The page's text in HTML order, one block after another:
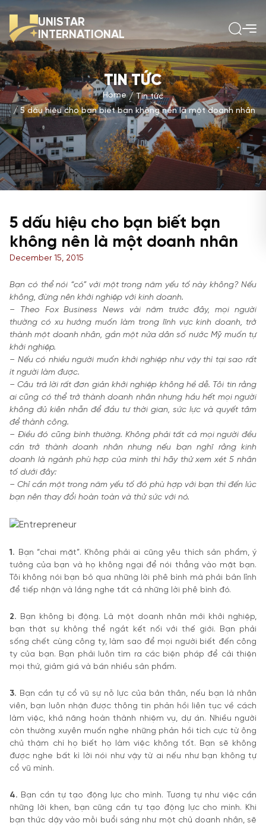
UNISTAR
INTERNATIONAL
TIN TỨC
Home
Tin tức
5 dấu hiệu cho bạn biết bạn không nên là một doanh nhân
5 dấu hiệu cho bạn biết bạn
không nên là một doanh nhân
December 15, 2015
Bạn có thể nói “có” với một trong năm yếu tố này không? Nếu
không, đừng nên khởi nghiệp với kinh doanh.
– Theo Fox Business News vài năm trước đây, mọi người
thường có xu hướng muốn làm trong lĩnh vực kinh doanh, trở
thành một doanh nhân, gần một nửa dân số nước Mỹ muốn tự
khởi nghiệp.
– Nếu có nhiều người muốn khởi nghiệp như vậy thì tại sao rất
ít người làm được.
– Câu trả lời rất đơn giản khởi nghiệp không hề dễ. Tôi tin rằng
ai cũng có thể trở thành doanh nhân nhưng hầu hết mọi người
không đủ kiên nhẫn để đầu tư thời gian, sức lực và quyết tâm
để thành công.
– Điều đó cũng bình thường. Không phải tất cả mọi người đều
cần trở thành doanh nhân nhưng nếu bạn nghĩ rằng kinh
doanh là ngành phù hợp của mình thì hãy thử xem xét 5 nhân
tố dưới đây:
– Chỉ cần một trong năm yếu tố đó phù hợp với bạn thì đến lúc
bạn nên thay đổi hoàn toàn và thử sức với nó.
1. Bạn “chai mặt”. Không phải ai cũng yêu thích sản phẩm, ý
tưởng của bạn và họ không ngại để nói thẳng vào mặt bạn.
Tôi không nói bạn bỏ qua những lời phê bình mà phải bản lĩnh
để tiếp nhận và lắng nghe tất cả những lời phê bình đó.
2. Bạn không bị động. Là một doanh nhân mới khởi nghiệp,
bạn thật sự không thể ngắt kết nối với thế giới. Bạn phải
sống chết cùng công ty, làm sao để mọi người biết đến công
ty của bạn. Bạn phải luôn tìm ra các biện pháp để cải thiện
mọi thứ, giảm giá và bán nhiều sản phẩm.
3. Bạn cần tự cổ vũ sự nỗ lực của bản thân, nếu bạn là nhân
viên, bạn luôn nhận được thông tin phản hồi liên tục về cách
làm việc, khả năng hoàn thành nhiệm vụ, dự án. Nhiều người
còn thường xuyên muốn nghe những phản hồi tích cực từ ông
chủ thậm chí họ biết họ làm việc không tốt. Bạn sẽ không
được nghe bất kì lời nói như vậy từ ai nếu như bạn không tự
cổ vũ mình.
4. Bạn cần tự tạo động lực cho mình. Tương tự như việc cần
những lời khen, bạn cũng cần tự tạo động lực cho mình. Khi
bạn thức dậy vào mỗi buổi sáng như một chủ doanh nhân, sẽ